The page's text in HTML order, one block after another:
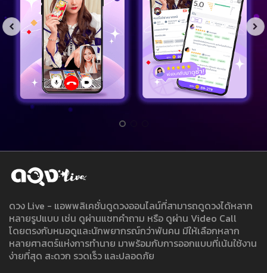
ดวง Live - แอพพลิเคชั่นดูดวงออนไลน์ที่สามารถดูดวงได้หลาก
หลายรูปแบบ เช่น ดูผ่านแชทคำถาม หรือ ดูผ่าน Video Call
โดยตรงกับหมอดูและนักพยากรณ์กว่าพันคน มีให้เลือกหลาก
หลายศาสตร์แห่งการทำนาย มาพร้อมกับการออกแบบที่เน้นใช้งาน
ง่ายที่สุด สะดวก รวดเร็ว และปลอดภัย